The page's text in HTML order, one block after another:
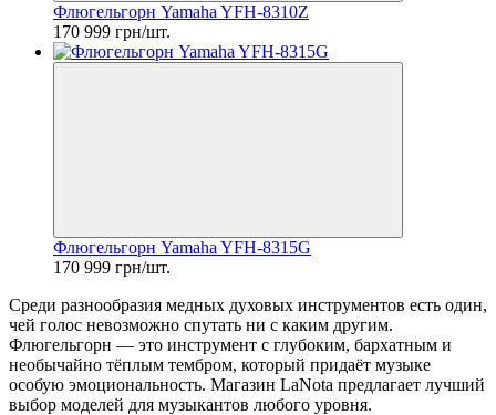
Флюгельгорн Yamaha YFH-8310Z
170 999 грн/шт.
Флюгельгорн Yamaha YFH-8315G
170 999 грн/шт.
Среди разнообразия медных духовых инструментов есть один,
чей голос невозможно спутать ни с каким другим.
Флюгельгорн — это инструмент с глубоким, бархатным и
необычайно тёплым тембром, который придаёт музыке
особую эмоциональность. Магазин LaNota предлагает лучший
выбор моделей для музыкантов любого уровня.